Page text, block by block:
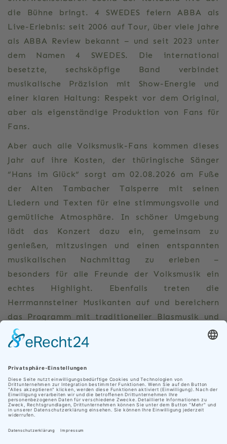
die Bühne bringt. 4 SWEDES feiern ABBA als
Live-Erlebnis: seit 2006 auf Tour, über viele Jahre
als ABBA Review bekannt – und seit 2023 unter
dem Namen 4 SWEDES. Die international
besetzte, sechsköpfige Band verbindet
musikalische Präzision mit Show-Energie und
einer klaren Haltung: Respekt vor dem Original,
aber als eigenständige Produktion von Fans für
Fans.
Aber auch alle Volksmusik-Fans kommen dieses
Jahr auf ihre Kosten, der thüringische Sänger
“Hans im Glück“ sorgt am 02.08.2026 am Fuße
der Alten Tambacher Talsperre mit seinen
Liedern und Texten für eine stimmungsvolle und
gemütliche Atmosphäre. In schöner Umgebung
lädt das Konzert dazu ein, gemeinsam zu
genießen, mitzusingen und einen entspannten
musikalischen Nachmittag zu erleben –
besonders für alle Freunde der Volksmusik ein
echtes Highlight. Ebenfalls treten die
Herrmannsteiner Musikanten auf und bereichern
das Programm mit traditioneller Blasmusik und
einem abwechslungsreichen Repertoire.
Tickets sind HIERerhältlich!
Zurück
0
Unsere Seite verwendet Cookies
wie möglich gestalten, verwendet Nationaler Geopark
Thüringen neben eigenen auch Cookies von
Drittanbietern. Klicken Sie auf „Cookies akzeptieren“
um alle Cookies zu akzeptieren und direkt zur Website
weiter navigiert zu werden, oder klicken Sie auf
Beschreibung und individuelle Auswahl der Cookies zu